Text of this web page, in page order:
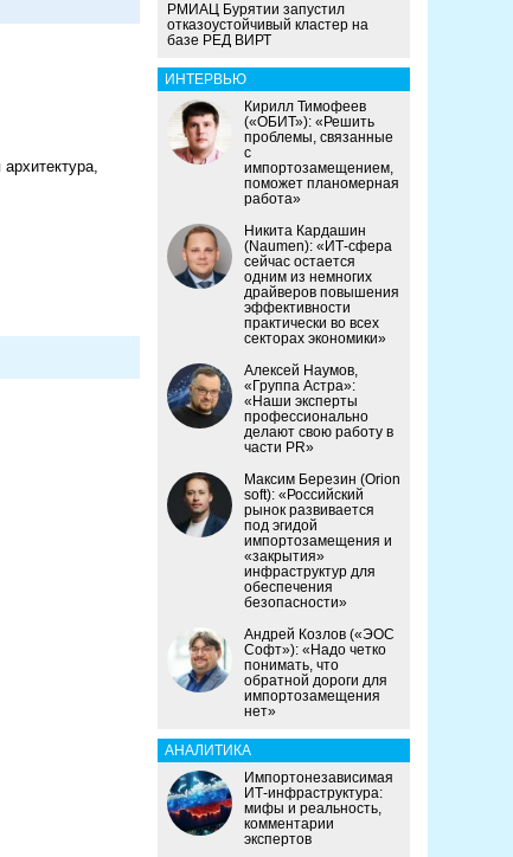
РМИАЦ Бурятии запустил
отказоустойчивый кластер на
базе РЕД ВИРТ
ИНТЕРВЬЮ
Кирилл Тимофеев
(«ОБИТ»): «Решить
проблемы, связанные
с
импортозамещением,
поможет планомерная
работа»
Никита Кардашин
(Naumen): «ИТ-сфера
сейчас остается
одним из немногих
драйверов повышения
эффективности
практически во всех
секторах экономики»
Алексей Наумов,
«Группа Астра»:
«Наши эксперты
профессионально
делают свою работу в
части PR»
Максим Березин (Orion
soft): «Российский
рынок развивается
под эгидой
импортозамещения и
«закрытия»
инфраструктур для
обеспечения
безопасности»
Андрей Козлов («ЭОС
Софт»): «Надо четко
понимать, что
обратной дороги для
импортозамещения
нет»
АНАЛИТИКА
Импортонезависимая
ИТ-инфраструктура:
мифы и реальность,
комментарии
экспертов